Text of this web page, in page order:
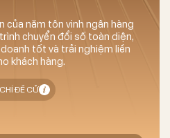
của năm tôn vinh ngân hàng
chuyển đổi số toàn diện,
tốt và trải nghiệm liền
khách hàng.
ĐỀ CỬ